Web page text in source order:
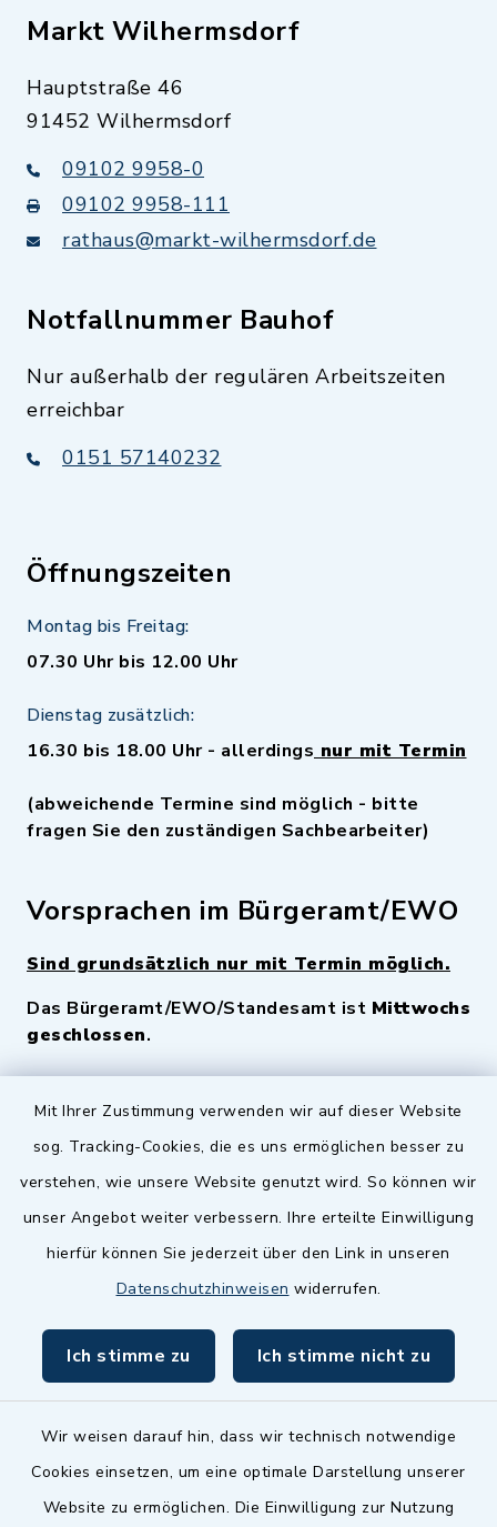
Mit Ihrer Zustimmung verwenden wir auf dieser Website
sog. Tracking-Cookies, die es uns ermöglichen besser zu
verstehen, wie unsere Website genutzt wird. So können wir
unser Angebot weiter verbessern. Ihre erteilte Einwilligung
hierfür können Sie jederzeit über den Link in unseren
Datenschutzhinweisen widerrufen.
Ich stimme zu Ich stimme nicht zu
Wir weisen darauf hin, dass wir technisch notwendige
Cookies einsetzen, um eine optimale Darstellung unserer
Website zu ermöglichen. Die Einwilligung zur Nutzung
Markt Wilhermsdorf
Hauptstraße 46
91452 Wilhermsdorf
09102 9958-0
09102 9958-111
rathaus@markt-wilhermsdorf.de
Notfallnummer Bauhof
Nur außerhalb der regulären Arbeitszeiten
erreichbar
0151 57140232
Öffnungszeiten
Montag bis Freitag:
07.30 Uhr bis 12.00 Uhr
Dienstag zusätzlich:
16.30 bis 18.00 Uhr - allerdings nur mit Termin
(abweichende Termine sind möglich - bitte
fragen Sie den zuständigen Sachbearbeiter)
Vorsprachen im Bürgeramt/EWO
Sind grundsätzlich nur mit Termin möglich.
Das Bürgeramt/EWO/Standesamt ist Mittwochs
geschlossen.
Quicklinks
Zenngrund Allianz
Dillenberggruppe
inixmedia GmbH